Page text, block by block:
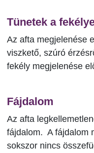
Tünetek a
Az afta megjelenése
viszkető, szúró
fekély megjelenése
Fájdalom
Az afta
fájdalom. A fájdalom
sokszor nincs